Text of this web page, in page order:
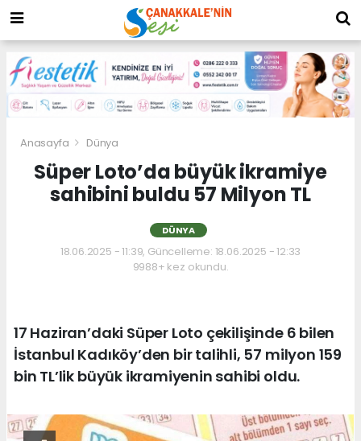
Anasayfa Dünya
Süper Loto’da büyük ikramiye
sahibini buldu 57 Milyon TL
DÜNYA
18.06.2025 - 11:39, Güncelleme: 18.06.2025 - 12:33
9988+ kez okundu.
17 Haziran’daki Süper Loto çekilişinde 6 bilen
İstanbul Kadıköy’den bir talihli, 57 milyon 159
bin TL’lik büyük ikramiyenin sahibi oldu.